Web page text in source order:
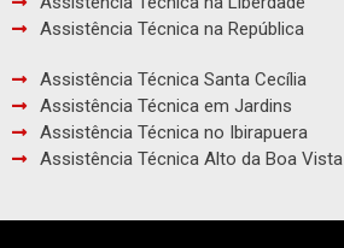
Assistência Técnica na República
Assistência Técnica Santa Cecília
Assistência Técnica em Jardins
Assistência Técnica no Ibirapuera
Assistência Técnica Alto da Boa Vista